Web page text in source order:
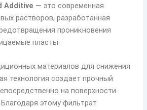
Additive — это современная
растворов, разработанная
проникновения
пласты.
материалов для снижения
технология создает прочный
на поверхности
этому фильтрат